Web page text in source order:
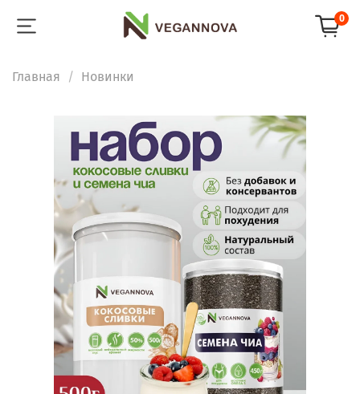
0
Главная Новинки